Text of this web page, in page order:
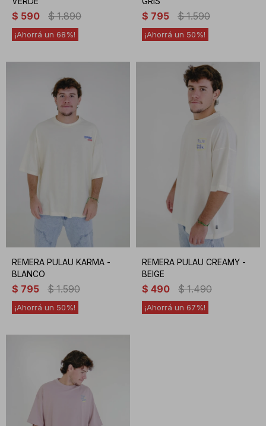
$ 590 $ 1.890
68
$ 795 $ 1.590
50
REMERA PULAU KARMA -
BLANCO
$ 795 $ 1.590
50
REMERA PULAU CREAMY -
BEIGE
$ 490 $ 1.490
67